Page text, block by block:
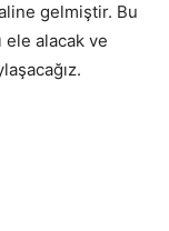
gelmiştir. Bu
ele alacak ve